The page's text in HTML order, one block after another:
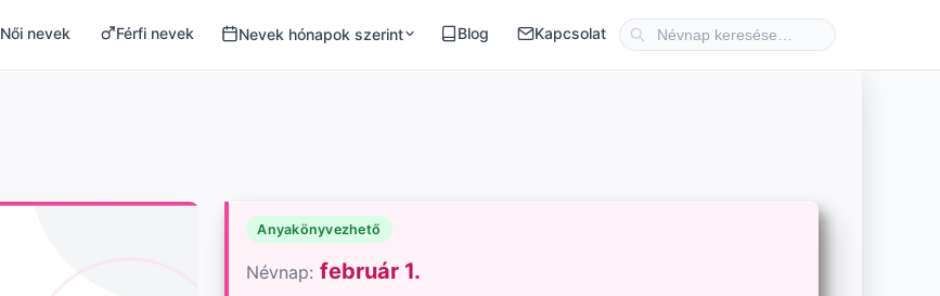
Női nevek Férfi nevek Nevek hónapok szerint Blog Kapcsolat
Anyakönyvezhető
Névnap: február 1.